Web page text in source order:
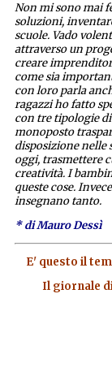
Non mi sono mai
soluzioni,
scuole. Vado
attraverso un
creare
come sia
con loro parla
ragazzi ho fatto
con tre tipologie
monoposto
disposizione nelle
oggi, trasmettere
creatività. I
queste cose.
insegnano tanto.
* di Mauro Dessì
E' questo il
Il giornale